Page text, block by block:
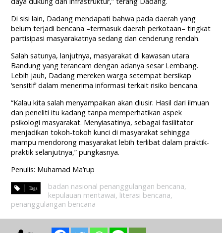
Di sisi lain, Dadang mendapati bahwa pada daerah yang
belum terjadi bencana –termasuk daerah perkotaan– tingkat
partisipasi masyarakatnya sedang dan cenderung rendah.
Salah satunya, lanjutnya, masyarakat di kawasan utara
Bandung yang terancam dengan adanya sesar Lembang.
Lebih jauh, Dadang mereken warga setempat bersikap
‘sensitif’ dalam menerima informasi terkait risiko bencana.
“Kalau kita salah menyampaikan akan diusir. Hasil dari ilmuan
dan peneliti itu kadang tanpa memperhatikan aspek
psikologi masyarakat. Menyiasatinya, sebagai fasilitator
menjadikan tokoh-tokoh kunci di masyarakat sehingga
mampu mendorong masyarakat lebih terlibat dalam praktik-
praktik selanjutnya,” pungkasnya.
Penulis: Muhamad Ma’rup
badan nasional penanggulangan bencana,
kepulauan mentawai, literasi bencana,
penanggulangan bencana